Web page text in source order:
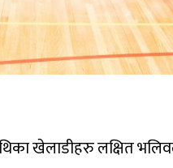
खेलाडीहरु लक्षित